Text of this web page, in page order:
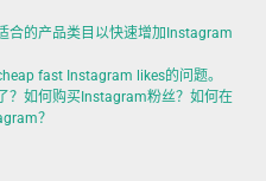
合的产品类目以快速增加Instagram
fast Instagram likes的问题。
？如何购买Instagram粉丝？如何在
？